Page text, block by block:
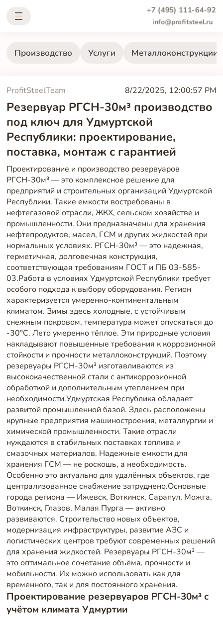
+7 (495) 111-64-92
info@profitsteel.ru
Производство Услуги Металлоконструкции
ProfitSteelTeam 8/22/2025, 12:00:57 PM
Резервуар РГСН-30м³ производство
под ключ для Удмуртской
Республики: проектирование,
поставка, монтаж с гарантией
Проектирование и производство резервуаров
РГСН-30м³ — это комплексное решение для
предприятий и строительных организаций Удмуртской
Республики. Такие емкости востребованы в
нефтегазовой отрасли, ЖКХ, сельском хозяйстве и
промышленности. Они предназначены для хранения
нефтепродуктов, масел, ГСМ и других жидкостей при
нормальных условиях. РГСН-30м³ — это надежная,
герметичная, долговечная конструкция,
соответствующая требованиям ГОСТ и ПБ 03-585-
03.Работа в условиях Удмуртской Республики требует
особого подхода к выбору оборудования. Регион
характеризуется умеренно-континентальным
климатом. Зимы здесь холодные, с устойчивым
снежным покровом, температура может опускаться до
-30°C. Лето умеренно тёплое. Эти природные условия
накладывают повышенные требования к коррозионной
стойкости и прочности металлоконструкций. Поэтому
резервуары РГСН-30м³ изготавливаются из
высококачественной стали с антикоррозионной
обработкой и дополнительным утеплением при
необходимости.Удмуртская Республика обладает
развитой промышленной базой. Здесь расположены
крупные предприятия машиностроения, металлургии и
химической промышленности. Такие отрасли
нуждаются в стабильных поставках топлива и
смазочных материалов. Надежные емкости для
хранения ГСМ — не роскошь, а необходимость.
Особенно это актуально для удалённых объектов, где
централизованное снабжение затруднено.Основные
города региона — Ижевск, Воткинск, Сарапул, Можга,
Воткинск, Глазов, Малая Пурга — активно
развиваются. Строительство новых объектов,
модернизация инфраструктуры, развитие АЗС и
логистических центров требуют современных решений
для хранения жидкостей. Резервуары РГСН-30м³ —
это оптимальное сочетание объёма, прочности и
мобильности. Их можно использовать как для
временного, так и для постоянного хранения.
Проектирование резервуаров РГСН-30м³ с
учётом климата Удмуртии